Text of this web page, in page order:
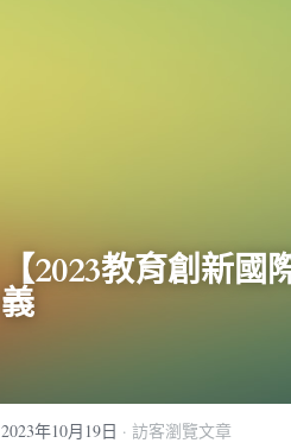
【2023教育創新
義
2023年10月19日 · 訪客瀏覽文章